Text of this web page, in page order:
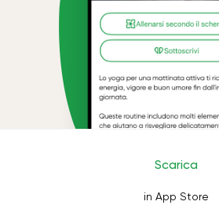
Scarica
in App Store